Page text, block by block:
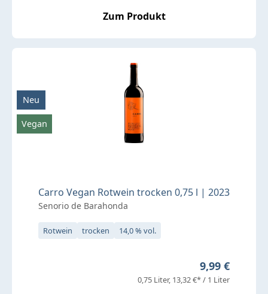
Zum Produkt
Carro Vegan Rotwein trocken 0,75 l | 2023
Senorio de Barahonda
Rotwein trocken 14,0 % vol.
Regulärer
9,99 €
0,75 Liter 13,32 €* / 1 Liter
Neu
Vegan